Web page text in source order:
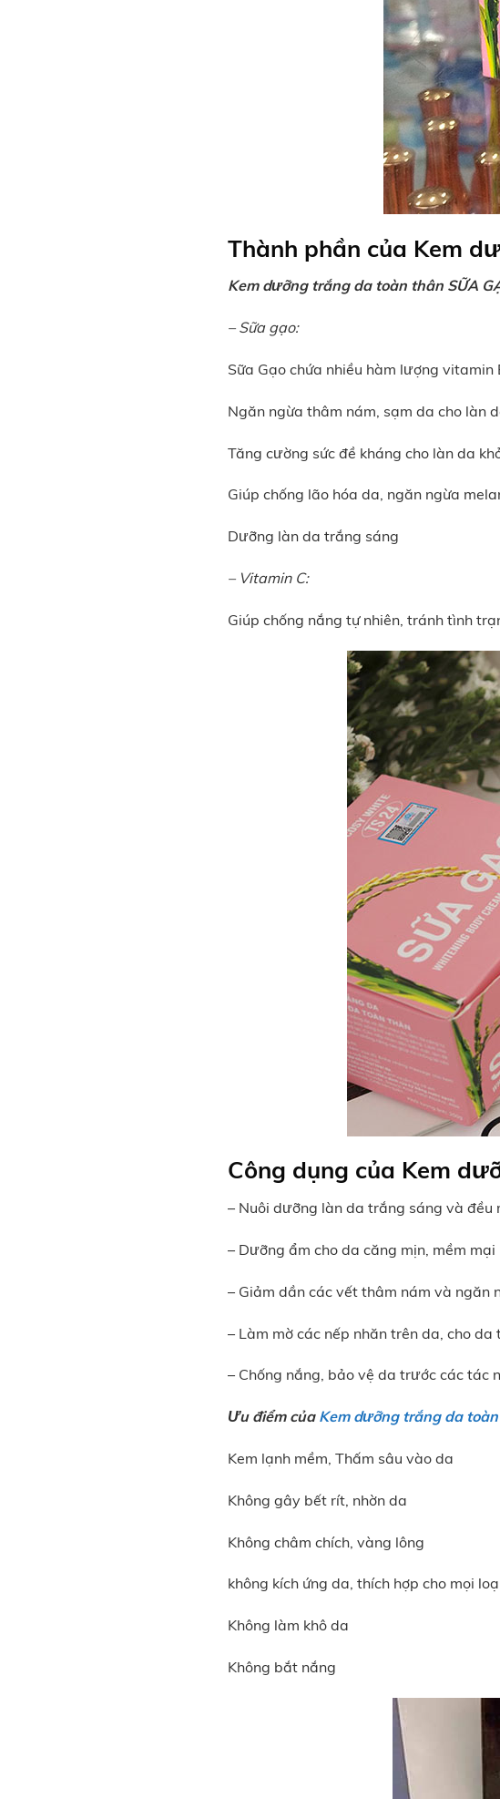
Thành phần của Kem
Kem dưỡng trắng da toàn thân SỮA
– Sữa gạo:
Sữa Gạo chứa nhiều hàm lượng
Ngăn ngừa thâm nám, sạm da cho làn
Tăng cường sức đề kháng cho làn da
Giúp chống lão hóa da, ngăn ngừa
Dưỡng làn da trắng sáng
– Vitamin C:
Giúp chống nắng tự nhiên, tránh tình
Công dụng của Kem
– Nuôi dưỡng làn da trắng sáng và đều
– Dưỡng ẩm cho da căng mịn, mềm mại
– Giảm dần các vết thâm nám và ngăn
– Làm mờ các nếp nhăn trên da, cho da
– Chống nắng, bảo vệ da trước các tác
Ưu điểm của Kem dưỡng trắng da
Kem lạnh mềm, Thấm sâu vào da
Không gây bết rít, nhờn da
Không châm chích, vàng lông
không kích ứng da, thích hợp cho mọi
Không làm khô da
Không bắt nắng